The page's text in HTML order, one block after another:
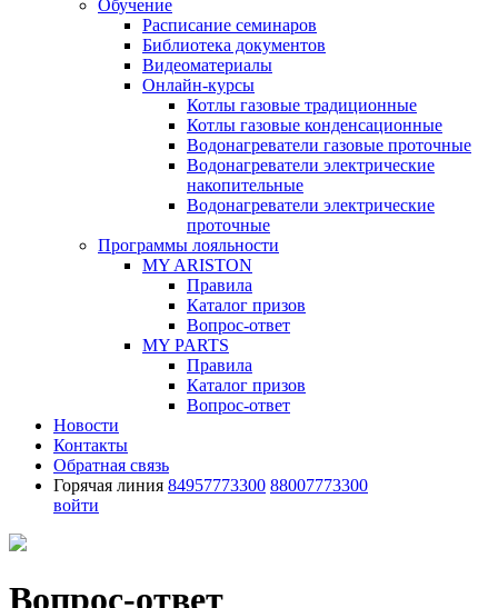
Обучение
Расписание семинаров
Библиотека документов
Видеоматериалы
Онлайн-курсы
Котлы газовые традиционные
Котлы газовые конденсационные
Водонагреватели газовые проточные
Водонагреватели электрические
накопительные
Водонагреватели электрические
проточные
Программы лояльности
MY ARISTON
Правила
Каталог призов
Вопрос-ответ
MY PARTS
Правила
Каталог призов
Вопрос-ответ
Новости
Контакты
Обратная связь
Горячая линия 84957773300 88007773300
войти
Вопрос-ответ